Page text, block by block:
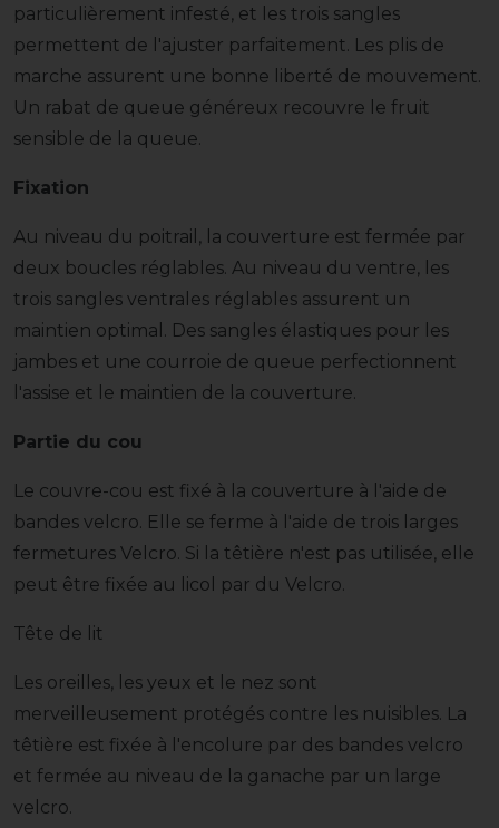
particulièrement infesté, et les trois sangles
permettent de l'ajuster parfaitement. Les plis de
marche assurent une bonne liberté de mouvement.
Un rabat de queue généreux recouvre le fruit
sensible de la queue.
Fixation
Au niveau du poitrail, la couverture est fermée par
deux boucles réglables. Au niveau du ventre, les
trois sangles ventrales réglables assurent un
maintien optimal. Des sangles élastiques pour les
jambes et une courroie de queue perfectionnent
l'assise et le maintien de la couverture.
Partie du cou
Le couvre-cou est fixé à la couverture à l'aide de
bandes velcro. Elle se ferme à l'aide de trois larges
fermetures Velcro. Si la têtière n'est pas utilisée, elle
peut être fixée au licol par du Velcro.
Tête de lit
Les oreilles, les yeux et le nez sont
merveilleusement protégés contre les nuisibles. La
têtière est fixée à l'encolure par des bandes velcro
et fermée au niveau de la ganache par un large
velcro.